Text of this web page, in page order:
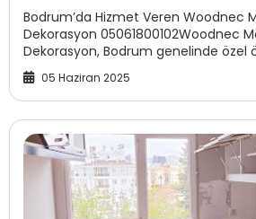
Dekorasyon
Bodrum’da Hizmet Veren Woodnec
Dekorasyon 05061800102Woodnec
Dekorasyon, Bodrum genelinde özel
üretimi, parke sistre cila işlemleri, iç
marangozluğu ve d...
05 Haziran 2025